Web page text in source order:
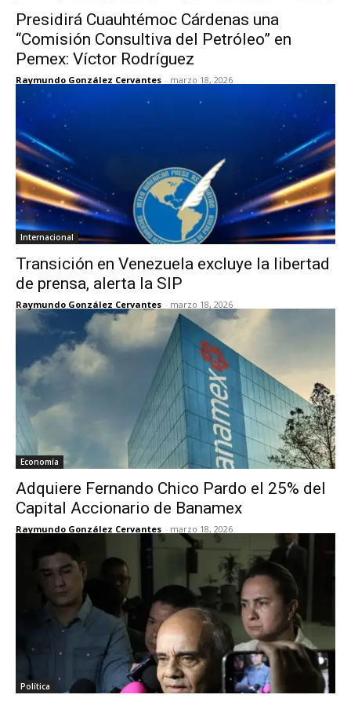
Presidirá Cuauhtémoc Cárdenas una
“Comisión Consultiva del Petróleo” en
Pemex: Víctor Rodríguez
Raymundo González Cervantes - marzo 18, 2026
Internacional
Transición en Venezuela excluye la libertad
de prensa, alerta la SIP
Raymundo González Cervantes - marzo 18, 2026
Economía
Adquiere Fernando Chico Pardo el 25% del
Capital Accionario de Banamex
Raymundo González Cervantes - marzo 18, 2026
Política